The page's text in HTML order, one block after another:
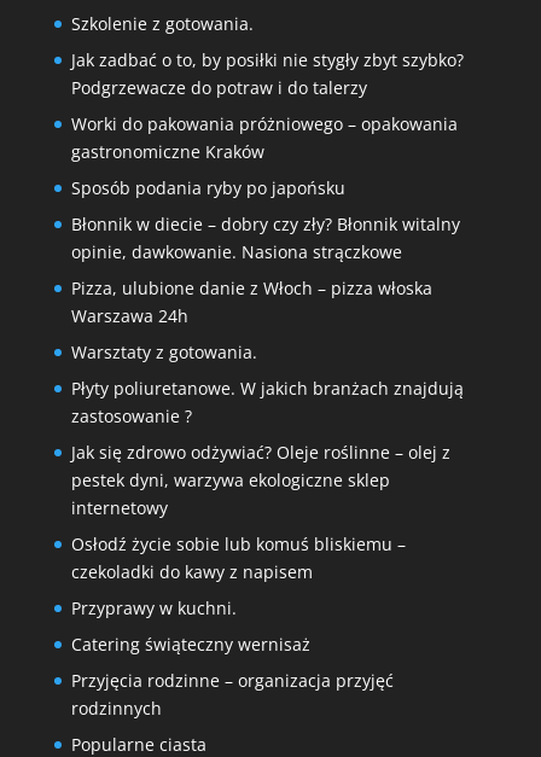
Szkolenie z gotowania.
Jak zadbać o to, by posiłki nie stygły zbyt szybko?
Podgrzewacze do potraw i do talerzy
Worki do pakowania próżniowego – opakowania
gastronomiczne Kraków
Sposób podania ryby po japońsku
Błonnik w diecie – dobry czy zły? Błonnik witalny
opinie, dawkowanie. Nasiona strączkowe
Pizza, ulubione danie z Włoch – pizza włoska
Warszawa 24h
Warsztaty z gotowania.
Płyty poliuretanowe. W jakich branżach znajdują
zastosowanie ?
Jak się zdrowo odżywiać? Oleje roślinne – olej z
pestek dyni, warzywa ekologiczne sklep
internetowy
Osłodź życie sobie lub komuś bliskiemu –
czekoladki do kawy z napisem
Przyprawy w kuchni.
Catering świąteczny wernisaż
Przyjęcia rodzinne – organizacja przyjęć
rodzinnych
Popularne ciasta